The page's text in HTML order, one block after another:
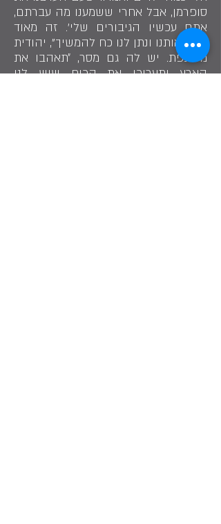
סופרמן, אבל אחרי ששמענו מה עברתם,
אתם עכשיו הגיבורים שלי'. זה מאוד
ריגש אותנו ונתן לנו כח להמשיך", יהודית
משתפת. יש לה גם מסר, ״תאהבו את
הארץ ותעריכו את הכוח שיש לנו